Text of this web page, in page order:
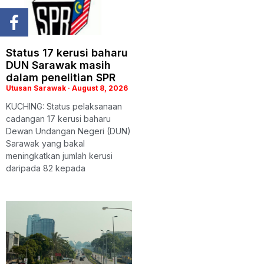
Status 17 kerusi baharu
DUN Sarawak masih
dalam penelitian SPR
Utusan Sarawak August 8, 2026
KUCHING: Status pelaksanaan
cadangan 17 kerusi baharu
Dewan Undangan Negeri (DUN)
Sarawak yang bakal
meningkatkan jumlah kerusi
daripada 82 kepada